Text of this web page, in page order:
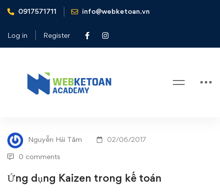
0917571711 info@webketoan.vn
Log in Register
Home Tin tức - Sự kiện Ứng dụng Kaizen trong kế toán
Blog
dụng
Kaizen
trong
Nguyễn Hải Tâm 02/06/2017
0 comments
Ứng dụng Kaizen trong kế toán